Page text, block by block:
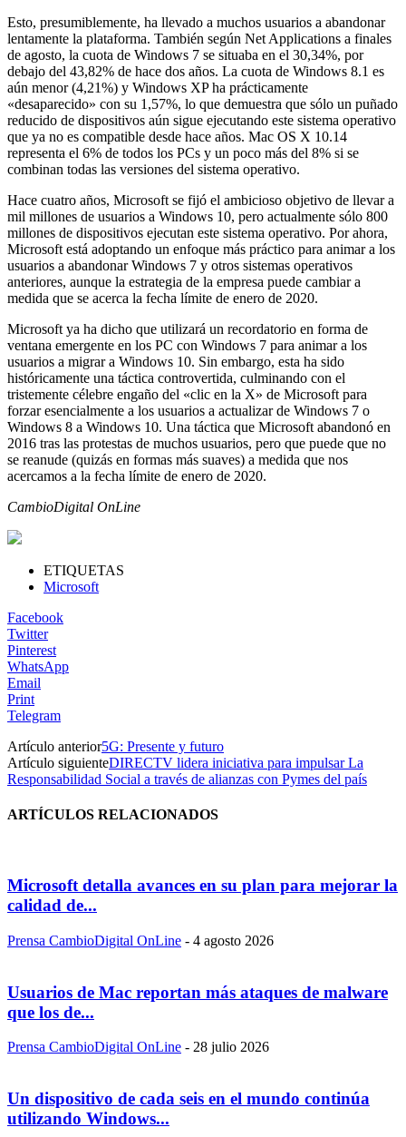
Esto, presumiblemente, ha llevado a muchos usuarios a abandonar
lentamente la plataforma. También según Net Applications a finales
de agosto, la cuota de Windows 7 se situaba en el 30,34%, por
debajo del 43,82% de hace dos años. La cuota de Windows 8.1 es
aún menor (4,21%) y Windows XP ha prácticamente
«desaparecido» con su 1,57%, lo que demuestra que sólo un puñado
reducido de dispositivos aún sigue ejecutando este sistema operativo
que ya no es compatible desde hace años. Mac OS X 10.14
representa el 6% de todos los PCs y un poco más del 8% si se
combinan todas las versiones del sistema operativo.
Hace cuatro años, Microsoft se fijó el ambicioso objetivo de llevar a
mil millones de usuarios a Windows 10, pero actualmente sólo 800
millones de dispositivos ejecutan este sistema operativo. Por ahora,
Microsoft está adoptando un enfoque más práctico para animar a los
usuarios a abandonar Windows 7 y otros sistemas operativos
anteriores, aunque la estrategia de la empresa puede cambiar a
medida que se acerca la fecha límite de enero de 2020.
Microsoft ya ha dicho que utilizará un recordatorio en forma de
ventana emergente en los PC con Windows 7 para animar a los
usuarios a migrar a Windows 10. Sin embargo, esta ha sido
históricamente una táctica controvertida, culminando con el
tristemente célebre engaño del «clic en la X» de Microsoft para
forzar esencialmente a los usuarios a actualizar de Windows 7 o
Windows 8 a Windows 10. Una táctica que Microsoft abandonó en
2016 tras las protestas de muchos usuarios, pero que puede que no
se reanude (quizás en formas más suaves) a medida que nos
acercamos a la fecha límite de enero de 2020.
CambioDigital OnLine
ETIQUETAS
Microsoft
Facebook
Twitter
Pinterest
WhatsApp
Email
Print
Telegram
Artículo anterior5G: Presente y futuro
Artículo siguienteDIRECTV lidera iniciativa para impulsar La
Responsabilidad Social a través de alianzas con Pymes del país
ARTÍCULOS RELACIONADOS
Microsoft detalla avances en su plan para mejorar la
calidad de...
Prensa CambioDigital OnLine - 4 agosto 2026
Usuarios de Mac reportan más ataques de malware
que los de...
Prensa CambioDigital OnLine - 28 julio 2026
Un dispositivo de cada seis en el mundo continúa
utilizando Windows...